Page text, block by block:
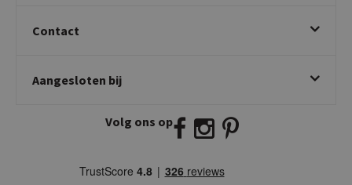
Contact
Twijnstraweg 2
info@kickcollection.nl
Aangesloten bij
Volg ons op